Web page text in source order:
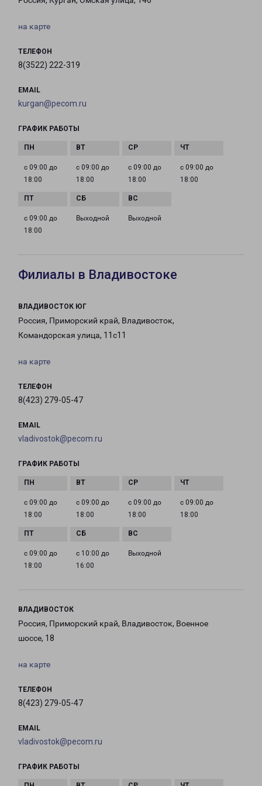
на карте
ТЕЛЕФОН
8(3522) 222-319
EMAIL
kurgan@pecom.ru
ГРАФИК РАБОТЫ
с 09:00 до
18:00
с 09:00 до
18:00
с 09:00 до
18:00
с 09:00 до
18:00
с 09:00 до
18:00
Выходной Выходной
Филиалы в Владивостоке
ВЛАДИВОСТОК ЮГ
Россия, Приморский край, Владивосток,
Командорская улица, 11с11
на карте
ТЕЛЕФОН
8(423) 279-05-47
EMAIL
vladivostok@pecom.ru
ГРАФИК РАБОТЫ
с 09:00 до
18:00
с 09:00 до
18:00
с 09:00 до
18:00
с 09:00 до
18:00
с 09:00 до
18:00
с 10:00 до
16:00
Выходной
ВЛАДИВОСТОК
Россия, Приморский край, Владивосток, Военное
шоссе, 18
на карте
ТЕЛЕФОН
8(423) 279-05-47
EMAIL
vladivostok@pecom.ru
ГРАФИК РАБОТЫ